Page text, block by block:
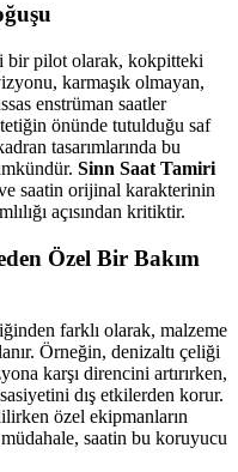
bir pilot olarak, kokpitteki
karmaşık olmayan,
enstrüman saatler
önünde tutulduğu saf
tasarımlarında bu
Sinn Saat Tamiri
saatin orijinal karakterinin
açısından kritiktir.
Özel Bir Bakım
farklı olarak, malzeme
Örneğin, denizaltı çeliği
karşı direncini artırırken,
dış etkilerden korur.
özel ekipmanların
müdahale, saatin bu koruyucu